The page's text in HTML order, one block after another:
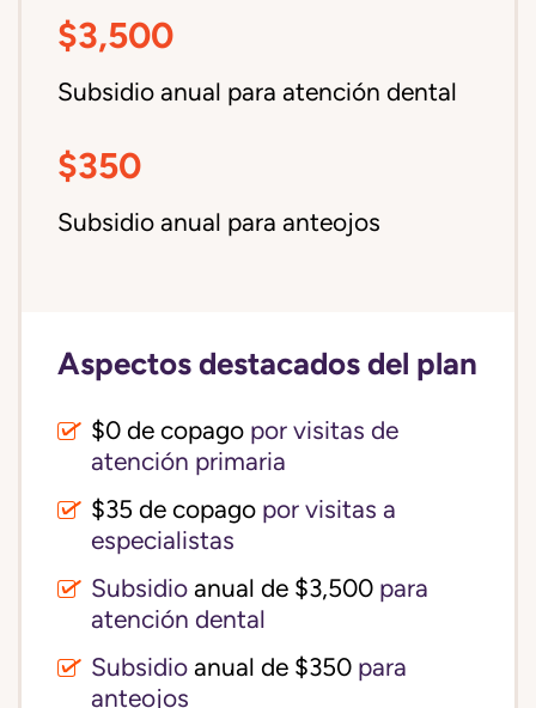
$3,500
Subsidio anual para atención dental
$350
Subsidio anual para anteojos
Aspectos destacados del plan
$0 de copago por visitas de
atención primaria
$35 de copago por visitas a
especialistas
Subsidio anual de $3,500 para
atención dental
Subsidio anual de $350 para
anteojos